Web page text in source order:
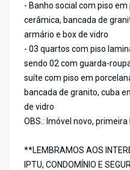
- Banho social com piso
cerâmica, bancada de
armário e box de vidro
- 03 quartos com piso
sendo 02 com guarda-
suíte com piso em
bancada de granito, cuba
de vidro
OBS.: Imóvel novo, primeira
**LEMBRAMOS AOS
IPTU, CONDOMÍNIO E